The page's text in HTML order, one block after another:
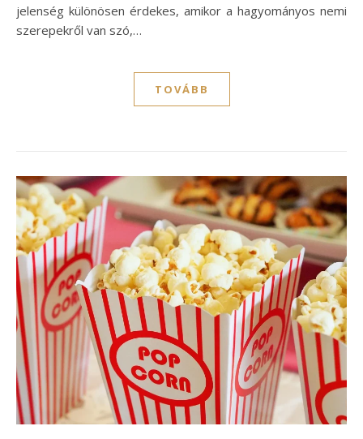
jelenség különösen érdekes, amikor a hagyományos nemi
szerepekről van szó,…
TOVÁBB